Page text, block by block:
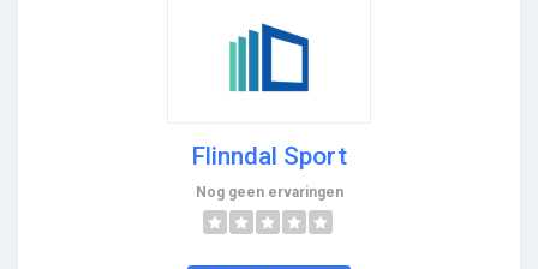
Flinndal Sport
Nog geen ervaringen